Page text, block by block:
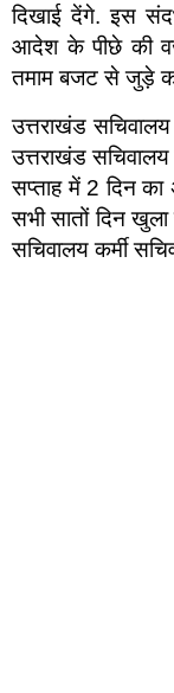
दिखाई देंगे. इस
आदेश के पीछे की वजह
तमाम बजट से जुड़े
उत्तराखंड सचिवालय
उत्तराखंड सचिवालय
सप्ताह में 2 दिन
सभी सातों दिन खुला
सचिवालय कर्मी